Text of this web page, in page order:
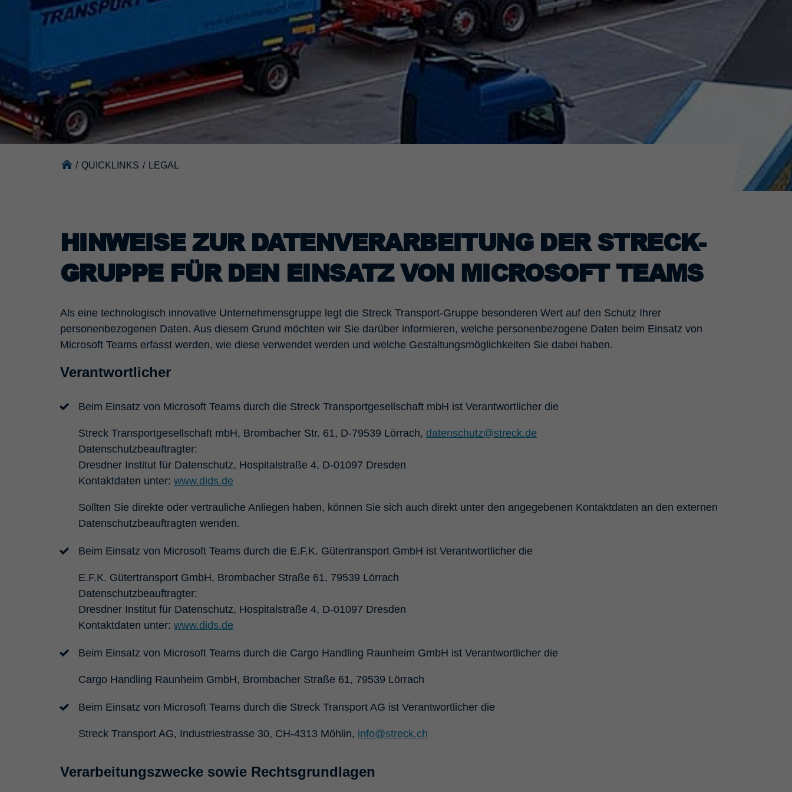
/ QUICKLINKS / LEGAL
HINWEISE ZUR DATENVERARBEITUNG DER STRECK-
GRUPPE FÜR DEN EINSATZ VON MICROSOFT TEAMS
Als eine technologisch innovative Unternehmensgruppe legt die Streck Transport-Gruppe besonderen Wert auf den Schutz Ihrer
personenbezogenen Daten. Aus diesem Grund möchten wir Sie darüber informieren, welche personenbezogene Daten beim Einsatz von
Microsoft Teams erfasst werden, wie diese verwendet werden und welche Gestaltungsmöglichkeiten Sie dabei haben.
Verantwortlicher
Beim Einsatz von Microsoft Teams durch die Streck Transportgesellschaft mbH ist Verantwortlicher die
Streck Transportgesellschaft mbH, Brombacher Str. 61, D-79539 Lörrach, datenschutz@streck.de
Datenschutzbeauftragter:
Dresdner Institut für Datenschutz, Hospitalstraße 4, D-01097 Dresden
Kontaktdaten unter: www.dids.de
Sollten Sie direkte oder vertrauliche Anliegen haben, können Sie sich auch direkt unter den angegebenen Kontaktdaten an den externen
Datenschutzbeauftragten wenden.
Beim Einsatz von Microsoft Teams durch die E.F.K. Gütertransport GmbH ist Verantwortlicher die
E.F.K. Gütertransport GmbH, Brombacher Straße 61, 79539 Lörrach
Datenschutzbeauftragter:
Dresdner Institut für Datenschutz, Hospitalstraße 4, D-01097 Dresden
Kontaktdaten unter: www.dids.de
Beim Einsatz von Microsoft Teams durch die Cargo Handling Raunheim GmbH ist Verantwortlicher die
Cargo Handling Raunheim GmbH, Brombacher Straße 61, 79539 Lörrach
Beim Einsatz von Microsoft Teams durch die Streck Transport AG ist Verantwortlicher die
Streck Transport AG, Industriestrasse 30, CH-4313 Möhlin, info@streck.ch
Verarbeitungszwecke sowie Rechtsgrundlagen